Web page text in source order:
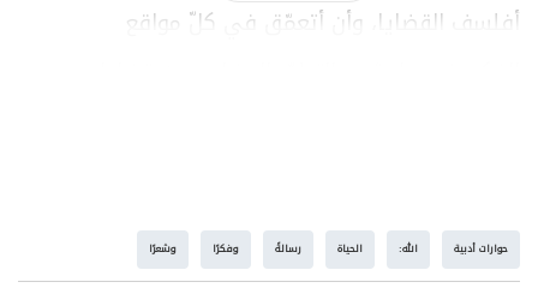
أفلسف القضايا، وأن أتعمّق في كلّ مواقع
الأخرى، وبالتّالي إلى الاقتناع به.
حوارات أدبية الله: الحياة رسالةً وفكرًا وشعرًا